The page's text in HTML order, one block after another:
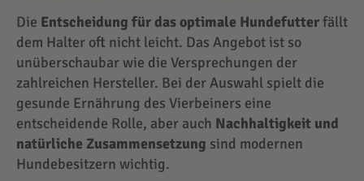
Die Entscheidung für das optimale Hundefutterfällt
dem Halter oft nicht leicht. Das Angebot ist so
unüberschaubar wie die Versprechungen der
zahlreichen Hersteller. Bei der Auswahl spielt die
gesunde Ernährung des Vierbeiners eine
entscheidende Rolle, aber auch Nachhaltigkeit und
natürliche Zusammensetzung sind modernen
Hundebesitzern wichtig.